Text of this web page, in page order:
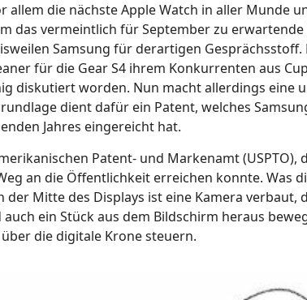
allem die nächste Apple Watch in aller Munde
das vermeintlich für September zu
Samsung für derartigen Gesprächsstoff.
für die Gear S4 ihrem Konkurrenten aus
diskutiert worden. Nun macht allerdings eine
dient dafür ein Patent, welches
Jahres eingereicht hat.
Patent- und Markenamt (USPTO),
an die Öffentlichkeit erreichen konnte. Was
Mitte des Displays ist eine Kamera verbaut,
ein Stück aus dem Bildschirm heraus
die digitale Krone steuern.